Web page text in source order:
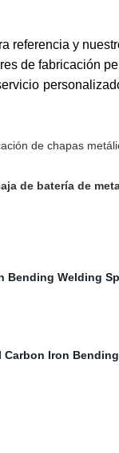
referencia y
de fabricación
de chapas
de batería de